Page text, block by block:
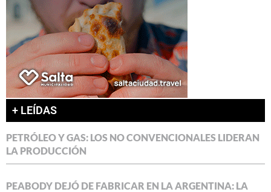
+ LEÍDAS
PETRÓLEO Y GAS: LOS NO CONVENCIONALES LIDERAN
LA PRODUCCIÓN
PEABODY DEJÓ DE FABRICAR EN LA ARGENTINA: LA